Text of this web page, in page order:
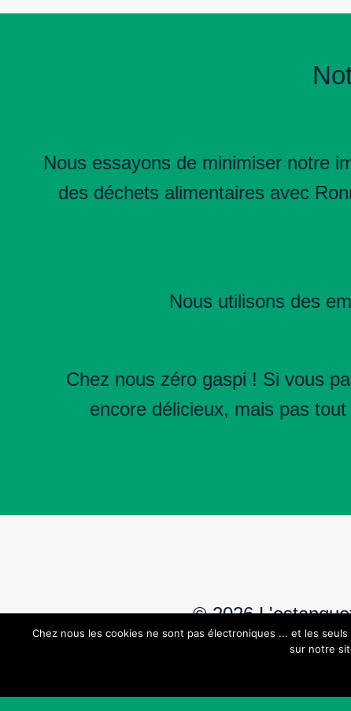
Nous essayons de minimiser notre
des déchets alimentaires avec
Nous utilisons des
Chez nous zéro gaspi ! Si vous
encore délicieux, mais pas
© 2026
Chez nous les cookies ne sont pas électroniques ... et les
sur notre